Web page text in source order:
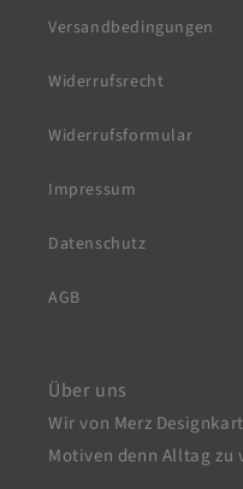
Versandbedingungen
Widerrufsrecht
Widerrufsformular
Impressum
Datenschutz
AGB
Über uns
Wir von Merz
Motiven denn Alltag zu